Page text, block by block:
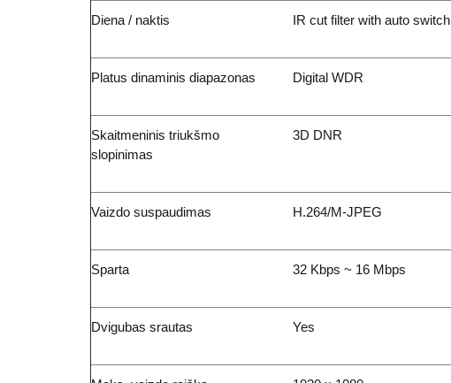
Diena / naktis IR cut filter with auto switch
Platus dinaminis diapazonas Digital WDR
Skaitmeninis triukšmo
slopinimas
3D DNR
Vaizdo suspaudimas H.264/M-JPEG
Sparta 32 Kbps ~ 16 Mbps
Dvigubas srautas Yes